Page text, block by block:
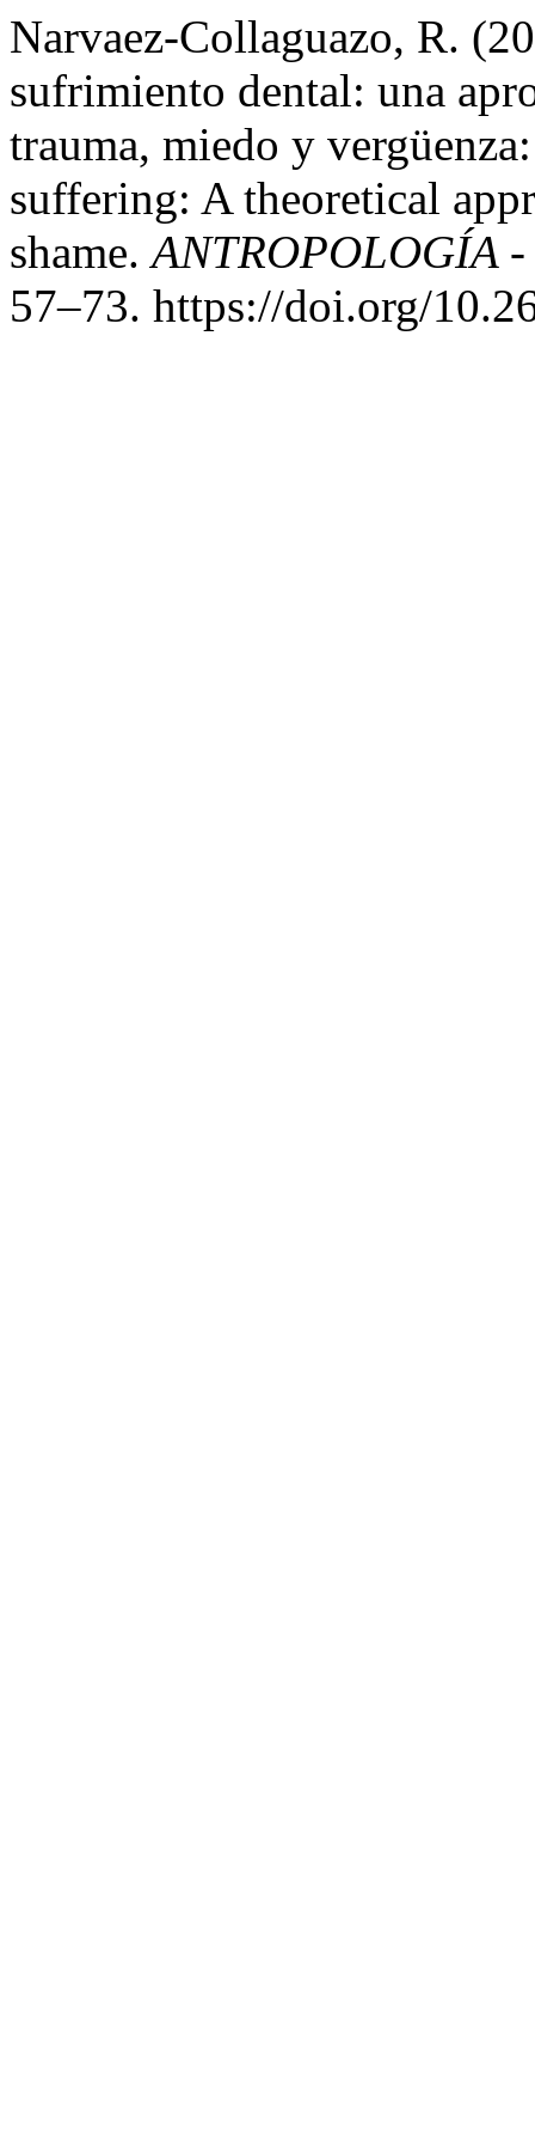
Narvaez-Collaguazo, R.
sufrimiento dental: una
trauma, miedo y
suffering: A theoretical
shame.ANTROPOLOGÍA
57–73. https://doi.org/